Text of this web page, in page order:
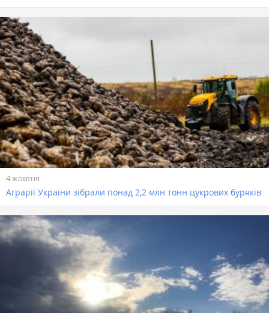
4 жовтня
Аграрії України зібрали понад 2,2 млн тонн цукрових буряків